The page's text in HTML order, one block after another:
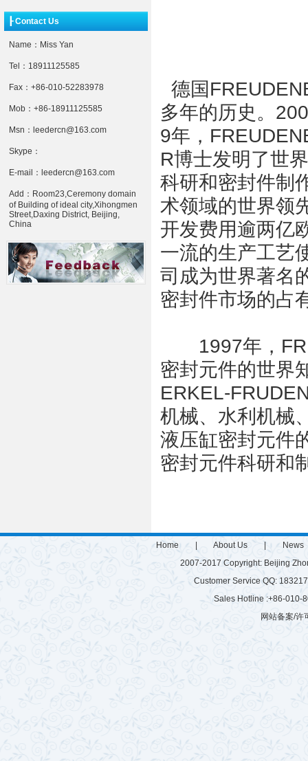
┠ Contact Us
Name：Miss Yan
Tel：18911125585
Fax：+86-010-52283978
Mob：+86-18911125585
Msn：leedercn@163.com
Skype：
E-mail：leedercn@163.com
Add：Room23,Ceremony domain
of Building of ideal city,Xihongmen
Street,Daxing District, Beijing,
China
德国
多年的历史。
9年，
R博士发明了世
科研和密封件制
术领域的世界领
开发费用逾两亿
一流的生产工艺
司成为世界著名
密封件市场的占
1997年，
密封元件的世界
ERKEL-
机械、水利机械
液压缸密封元件
密封元件科研和
Home | About Us | News
2007-2017 Copyright: Beijing
Customer Service QQ:
Sales Hotline :+86-010-
网站备案/许
微硅粉 雷蒙磨 有机肥生产设备 游乐设施 有机肥生产线 建筑垃圾粉碎机 球磨机厂家
混砂浆搅拌站
玻化微珠搅拌机 树枝粉碎机 秸秆揉丝机 半湿物料粉碎机
腻子粉搅拌
拌机
木材粉碎